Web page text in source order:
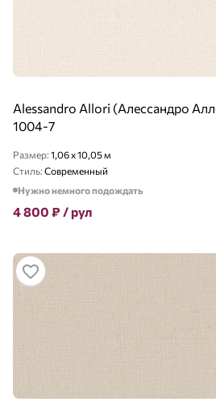
Alessandro Allori (Алессандро
1004-7
Размер: 1,06 x 10,05 м
Стиль: Современный
Нужно немного подождать
4 800 ₽ / рул